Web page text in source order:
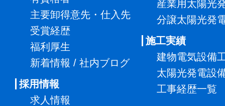
主要卸得意先・仕入先
受賞経歴
福利厚生
新着情報 / 社内ブログ
採用情報
求人情報
産業用太陽光
分譲太陽光発
施工実績
建物電気設備
太陽光発電設
工事経歴一覧